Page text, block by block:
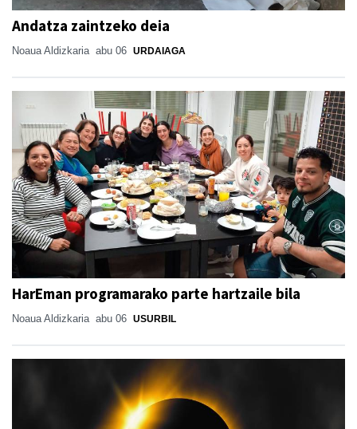
Andatza zaintzeko deia
Noaua Aldizkaria abu 06 URDAIAGA
HarEman programarako parte hartzaile bila
Noaua Aldizkaria abu 06 USURBIL